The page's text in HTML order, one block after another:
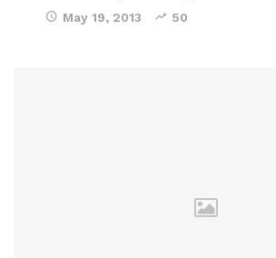
May 19, 2013 50